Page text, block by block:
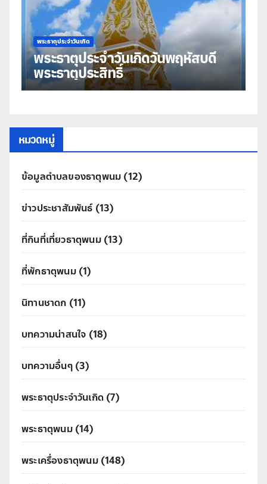
พระธาตุประจำวันเกิด
พระธาตุประจำวันเกิดวันพฤหัสบดี
พระธาตุประสิทธิ์
หมวดหมู่
ข้อมูลตำบลของธาตุพนม (12)
ข่าวประชาสัมพันธ์(13)
ที่กินที่เที่ยวธาตุพนม(13)
ที่พักธาตุพนม(1)
นิทานชาดก (11)
บทความน่าสนใจ (18)
บทความอื่นๆ(3)
พระธาตุประจำวันเกิด (7)
พระธาตุพนม(14)
พระเครื่องธาตุพนม(148)